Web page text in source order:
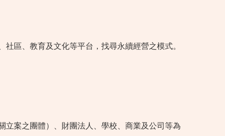
區、教育及文化等平台，找尋永續經營之模式。
立案之團體）、財團法人、學校、商業及公司等為